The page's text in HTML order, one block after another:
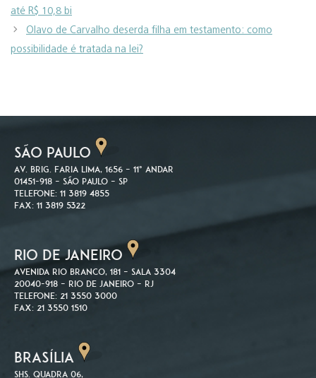
até R$ 10,8 bi
Olavo de Carvalho deserda filha em testamento: como
possibilidade é tratada na lei?
SÃO PAULO
Av. Brig. Faria Lima, 1656 – 11º andar
01451-918 – São Paulo – SP
Telefone: 11 3819 4855
Fax: 11 3819 5322
RIO DE JANEIRO
Avenida Rio Branco, 181 – Sala 3304
20040-918 – Rio de Janeiro – RJ
Telefone: 21 3550 3000
Fax: 21 3550 1510
BRASÍLIA
SHS. Quadra 06,